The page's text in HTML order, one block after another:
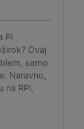
Pi
Ovaj
samo
Naravno,
na RPi,